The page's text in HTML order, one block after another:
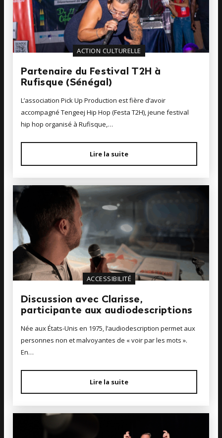
ACTION CULTURELLE
Partenaire du Festival T2H à
Rufisque (Sénégal)
L’association Pick Up Production est fière d’avoir
accompagné Tengeej Hip Hop (Festa T2H), jeune festival
hip hop organisé à Rufisque,…
Lire la suite
ACCESSIBILITÉ
Discussion avec Clarisse,
participante aux audiodescriptions
Née aux États-Unis en 1975, l’audiodescription permet aux
personnes non et malvoyantes de « voir par les mots ».
En…
Lire la suite